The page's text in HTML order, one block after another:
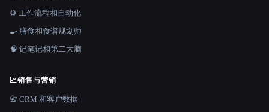
⚙️ 工作流程和自动化
🍳 膳食和食谱规划师
🧠 记笔记和第二大脑
📈销售与营销
📇 CRM 和客户数据